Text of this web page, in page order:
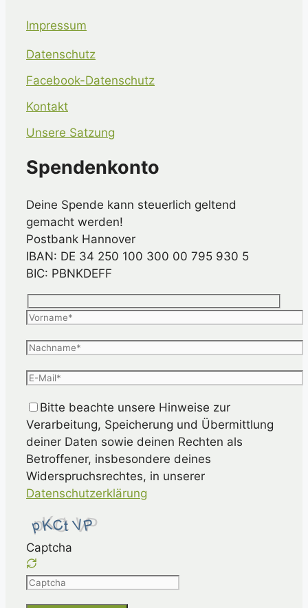
Impressum
Datenschutz
Facebook-Datenschutz
Kontakt
Unsere Satzung
Spendenkonto
Deine Spende kann steuerlich geltend
gemacht werden!
Postbank Hannover
IBAN: DE 34 250 100 300 00 795 930 5
BIC: PBNKDEFF
Bitte beachte unsere Hinweise zur
Verarbeitung, Speicherung und Übermittlung
deiner Daten sowie deinen Rechten als
Betroffener, insbesondere deines
Widerspruchsrechtes, in unserer
Datenschutzerklärung
Captcha
Please